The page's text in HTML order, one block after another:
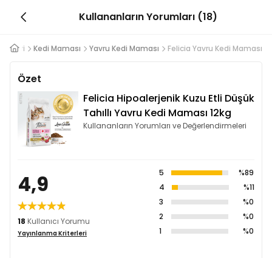
Kullananların Yorumları (18)
Kedi Maması Yavru Kedi Maması Felicia Yavru Kedi Maması
Özet
Felicia Hipoalerjenik Kuzu Etli Düşük
Tahıllı Yavru Kedi Maması 12kg
Kullananların Yorumları ve Değerlendirmeleri
4,9
18 Kullanıcı Yorumu
Yayınlanma Kriterleri
5
%89
4
%11
3
%0
2
%0
1
%0